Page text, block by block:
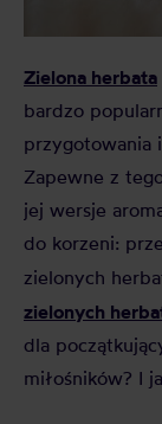
Zielona herbata
bardzo
przygotowania
Zapewne z
jej wersje
do korzeni:
zielonych
zielonych
dla
miłośników? I